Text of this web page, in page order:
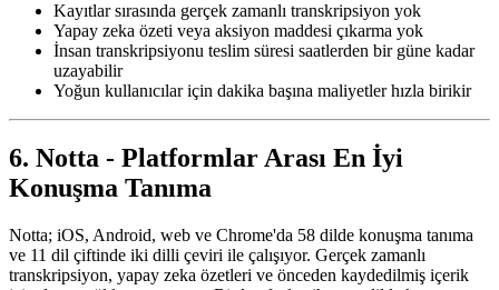
Kayıtlar sırasında gerçek zamanlı transkripsiyon yok
Yapay zeka özeti veya aksiyon maddesi çıkarma yok
İnsan transkripsiyonu teslim süresi saatlerden bir güne kadar
uzayabilir
Yoğun kullanıcılar için dakika başına maliyetler hızla birikir
6. Notta - Platformlar Arası En İyi
Konuşma Tanıma
Notta; iOS, Android, web ve Chrome'da 58 dilde konuşma tanıma
ve 11 dil çiftinde iki dilli çeviri ile çalışıyor. Gerçek zamanlı
transkripsiyon, yapay zeka özetleri ve önceden kaydedilmiş içerik